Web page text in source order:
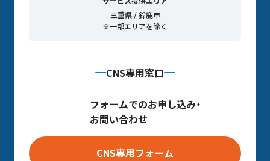
三重県 / 鈴鹿市
※一部エリアを除く
CNS専用窓口
フォームでのお申し込み・
お問い合わせ
CNS専用フォーム